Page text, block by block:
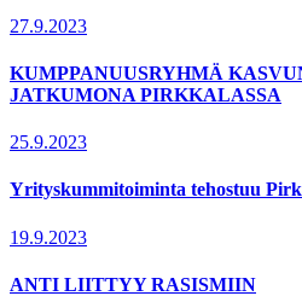
27.9.2023
KUMPPANUUSRYHMÄ
JATKUMONA PIRKKALASSA
25.9.2023
Yrityskummitoiminta tehostuu
19.9.2023
ANTI LIITTYY RASISMIIN